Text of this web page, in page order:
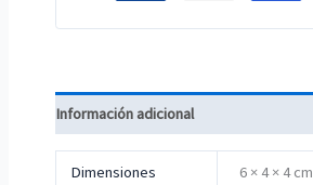
Información adicional
Dimensiones 6 × 4 × 4 cm